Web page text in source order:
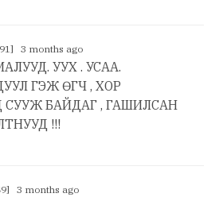
3 months ago
УУХ . УСАА.
ГЭЖ ӨГЧ , ХОР
СУУЖ БАЙДАГ , ГАШИЛСАН
!!!
3 months ago